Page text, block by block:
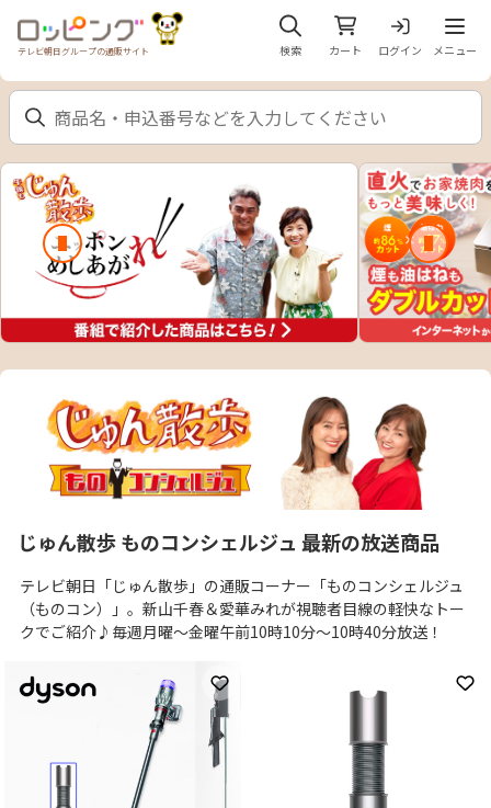
テレビ朝日グループの通販サイト 検索 カート ログイン
メニ
メニュー
前のスライド 次のス
じゅん散歩 ものコンシェルジュ 最新の放送商品
テレビ朝日「じゅん散歩」の通販コーナー「ものコンシェルジュ
（ものコン）」。新山千春＆愛華みれが視聴者目線の軽快なトー
クでご紹介♪毎週月曜～金曜午前10時10分～10時40分放送！
お気に入りに登録 お